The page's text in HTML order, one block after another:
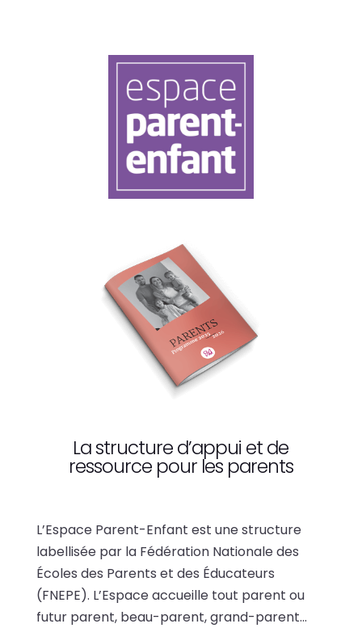
La structure d’appui et de
ressource pour les parents
L’Espace Parent-Enfant est une structure
labellisée par la Fédération Nationale des
Écoles des Parents et des Éducateurs
(FNEPE). L’Espace accueille tout parent ou
futur parent, beau-parent, grand-parent…